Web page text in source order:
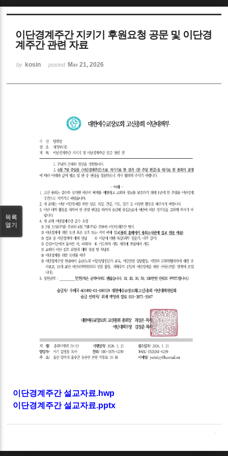
이단경계주간 지키기 후원요청 공문 및 이단경
계주간 관련 자료
by kosin posted May 21, 2026
이단경계주간 설교자료.hwp
이단경계주간 설교자료.pptx
목록
열기
Sketchbook5, 스케치북5
Sketchbook5, 스케치북5